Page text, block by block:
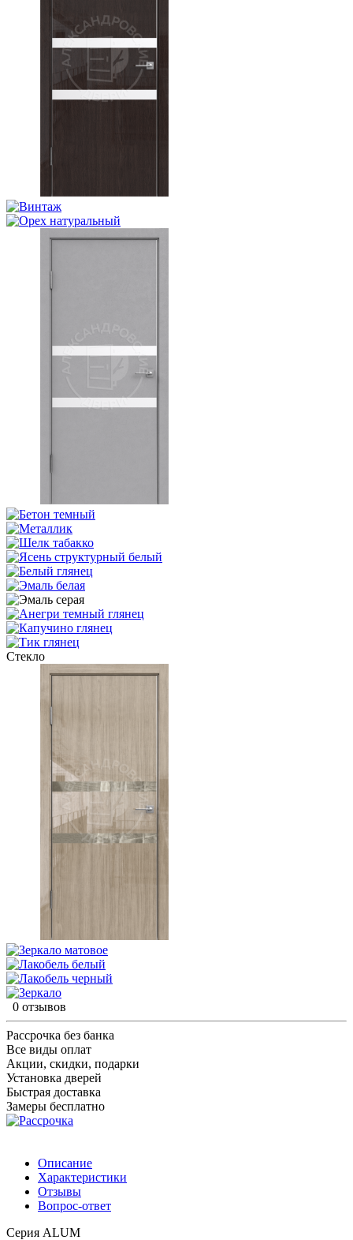
Стекло
0 отзывов
Рассрочка без банка
Все виды оплат
Акции, скидки, подарки
Установка дверей
Быстрая доставка
Замеры бесплатно
Описание
Характеристики
Отзывы
Вопрос-ответ
Серия ALUM